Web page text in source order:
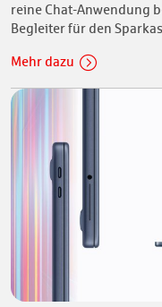
reine Chat-Anwendung
Begleiter für den
Mehr dazu